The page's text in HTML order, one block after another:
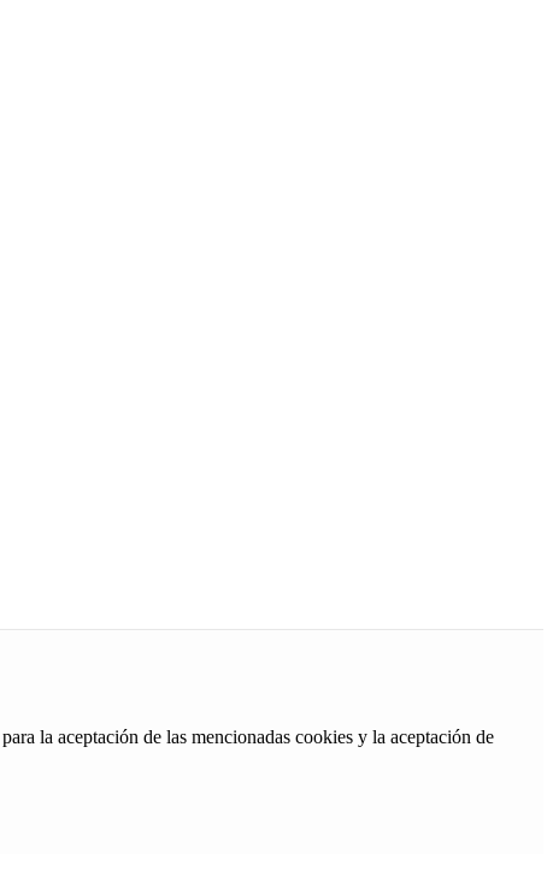
la aceptación de las mencionadas cookies y la aceptación de